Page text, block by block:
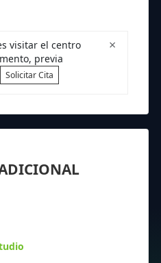
×
visitar el centro
previa
Solicitar Cita